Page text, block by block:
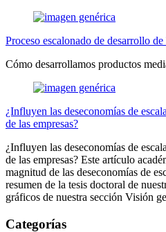
Proceso escalonado de desarrollo
Cómo desarrollamos productos
¿Influyen las deseconomías de
de las empresas?
¿Influyen las deseconomías de
de las empresas? Este artículo
magnitud de las deseconomías de
resumen de la tesis doctoral de
gráficos de nuestra sección Visión
Categorías